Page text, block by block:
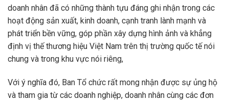
doanh nhân đã có những thành tựu đáng ghi nhận trong các
hoạt động sản xuất, kinh doanh, cạnh tranh lành mạnh và
phát triển bền vững, góp phần xây dựng hình ảnh và khẳng
định vị thế thương hiệu Việt Nam trên thị trường quốc tế nói
chung và trong khu vực nói riêng,
Với ý nghĩa đó, Ban Tổ chức rất mong nhận được sự ủng hộ
và tham gia từ các doanh nghiệp, doanh nhân cùng các đơn